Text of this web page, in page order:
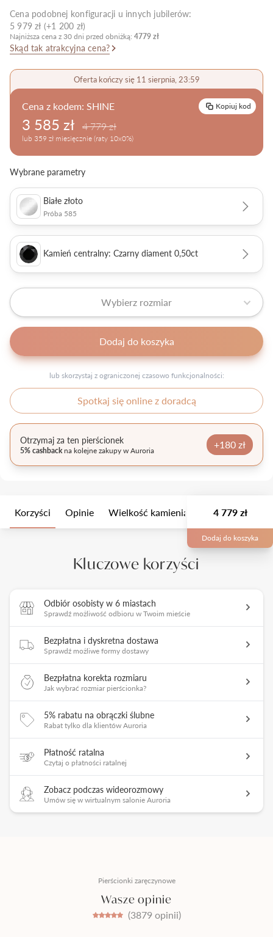
Pielęgnacja biżuterii
Cena podobnej konfiguracji u innych jubilerów:
5 979 zł (+1 200 zł)
Najniższa cena z 30 dni przed obniżką: 4779 zł
Skąd tak atrakcyjna cena?
Oferta kończy się 11 sierpnia, 23:59
Cena z kodem: SHINE Kopiuj kod
3 585 zł 4 779 zł
lub 359 zł miesięcznie (raty 10x0%)
Wybrane parametry
Białe złoto
Próba 585
Kamień centralny: Czarny diament 0,50ct
Wybierz rozmiar
Dodaj do koszyka
lub skorzystaj z ograniczonej czasowo funkcjonalności:
Spotkaj się online z doradcą
Otrzymaj za ten pierścionek
5% cashbackna kolejne zakupy w Auroria +180 zł
Korzyści Opinie Wielkość kamienia Opis
4 779 zł
Dodaj do koszyka
Kluczowe korzyści
Odbiór osobisty w 6 miastach
Sprawdź możliwość odbioru w Twoim mieście
Bezpłatna i dyskretna dostawa
Sprawdź możliwe formy dostawy
Bezpłatna korekta rozmiaru
Jak wybrać rozmiar pierścionka?
5% rabatu na obrączki ślubne
Rabat tylko dla klientów Auroria
Płatność ratalna
Czytaj o płatności ratalnej
Zobacz podczas wideorozmowy
Umów się w wirtualnym salonie Auroria
Pierścionki zaręczynowe
Wasze opinie
(3879 opinii)